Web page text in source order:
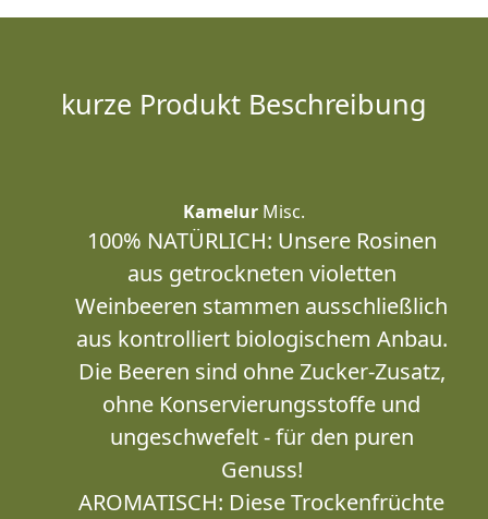
kurze Produkt Beschreibung
Kamelur Misc.
100% NATÜRLICH: Unsere Rosinen
aus getrockneten violetten
Weinbeeren stammen ausschließlich
aus kontrolliert biologischem Anbau.
Die Beeren sind ohne Zucker-Zusatz,
ohne Konservierungsstoffe und
ungeschwefelt - für den puren
Genuss!
AROMATISCH: Diese Trockenfrüchte